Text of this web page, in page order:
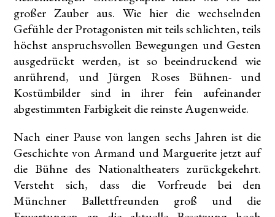
großer Zauber aus. Wie hier die wechselnden
Gefühle der Protagonisten mit teils schlichten, teils
höchst anspruchsvollen Bewegungen und Gesten
ausgedrückt werden, ist so beeindruckend wie
anrührend, und Jürgen Roses Bühnen- und
Kostümbilder sind in ihrer fein aufeinander
abgestimmten Farbigkeit die reinste Augenweide.
Nach einer Pause von langen sechs Jahren ist die
Geschichte von Armand und Marguerite jetzt auf
die Bühne des Nationaltheaters zurückgekehrt.
Versteht sich, dass die Vorfreude bei den
Münchner Ballettfreunden groß und die